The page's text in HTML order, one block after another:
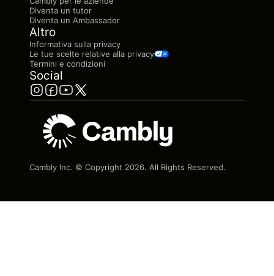
Diventa un tutor
Diventa un Ambassador
Altro
Informativa sulla privacy
Le tue scelte relative alla privacy
Termini e condizioni
Social
Cambly Inc. © Copyright 2026. All Rights Reserved.